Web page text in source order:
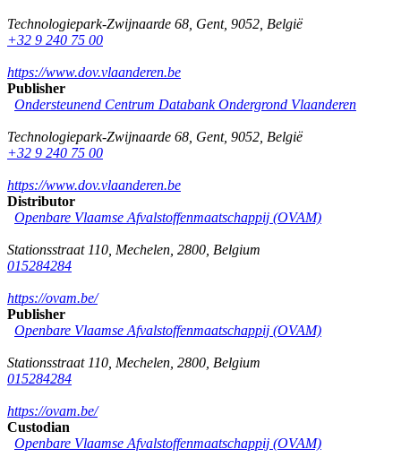
Technologiepark-Zwijnaarde 68 Gent, 9052 België
+32 9 240 75 00
https://www.dov.vlaanderen.be
Publisher
Ondersteunend Centrum Databank Ondergrond Vlaanderen
Technologiepark-Zwijnaarde 68 Gent, 9052 België
+32 9 240 75 00
https://www.dov.vlaanderen.be
Distributor
Openbare Vlaamse Afvalstoffenmaatschappij (OVAM)
Stationsstraat 110 Mechelen 2800 Belgium
015284284
https://ovam.be/
Publisher
Openbare Vlaamse Afvalstoffenmaatschappij (OVAM)
Stationsstraat 110 Mechelen 2800 Belgium
015284284
https://ovam.be/
Custodian
Openbare Vlaamse Afvalstoffenmaatschappij (OVAM)